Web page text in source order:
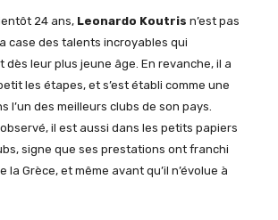
24 ans, Leonardo Koutris n’est pas
case des talents incroyables qui
leur plus jeune âge. En revanche, il a
les étapes, et s’est établi comme une
l’un des meilleurs clubs de son pays.
il est aussi dans les petits papiers
signe que ses prestations ont franchi
la Grèce, et même avant qu’il n’évolue à